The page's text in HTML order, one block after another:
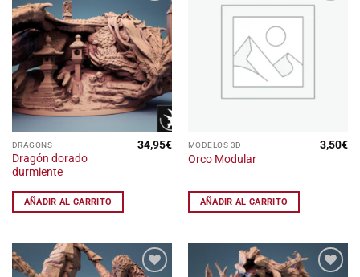
a la
lista
de
deseos
DRAGONS
Dragón dorado
durmiente
34,95€
AÑADIR AL CARRITO
MODELOS 3D
Orco Modular
3,50€
AÑADIR AL CARRITO